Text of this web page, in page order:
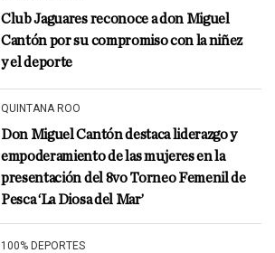
Club Jaguares reconoce a don Miguel
Cantón por su compromiso con la niñez
y el deporte
QUINTANA ROO
Don Miguel Cantón destaca liderazgo y
empoderamiento de las mujeres en la
presentación del 8vo Torneo Femenil de
Pesca ‘La Diosa del Mar’
100% DEPORTES